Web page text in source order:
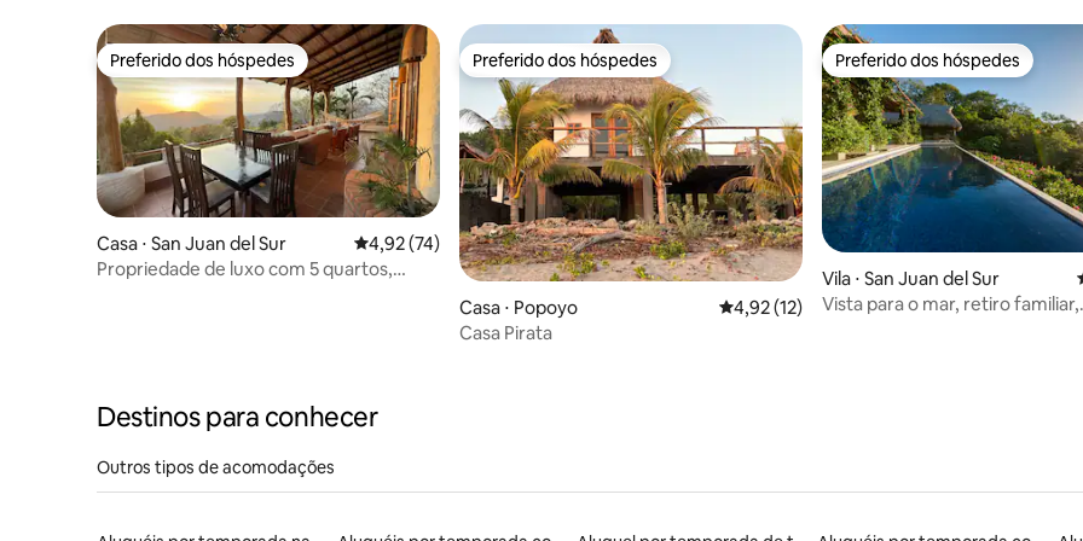
Preferido dos hóspedes
Preferido dos hóspedes
Casa ⋅ San Juan del Sur 4,92 de uma avaliação média de 5, 74 avaliações
4,92 (74)
Propriedade de luxo com 5 quartos,
Preferido dos hóspedes
Preferido dos hóspedes
Casa ⋅ Popoyo 4,92 de uma avaliação média de 5, 12
4,92 (12)
Casa Pirata
Preferido dos hóspedes
Preferido dos hóspedes
Vila ⋅ San Juan del Sur
Vista para o mar, retiro familiar,
Destinos para conhecer
Outros tipos de acomodações